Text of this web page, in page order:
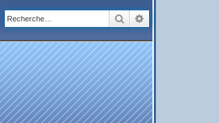
Rechercher